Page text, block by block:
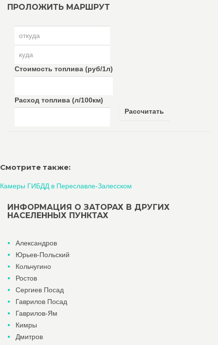
ПРОЛОЖИТЬ МАРШРУТ
Стоимость топлива (руб/1л)
Расход топлива (л/100км)
Рассчитать
Смотрите также:
Камеры ГИБДД в Переславле-Залесском
ИНФОРМАЦИЯ О ЗАТОРАХ В ДРУГИХ
НАСЕЛЕННЫХ ПУНКТАХ
Александров
Юрьев-Польский
Кольчугино
Ростов
Сергиев Посад
Гаврилов Посад
Гаврилов-Ям
Кимры
Дмитров